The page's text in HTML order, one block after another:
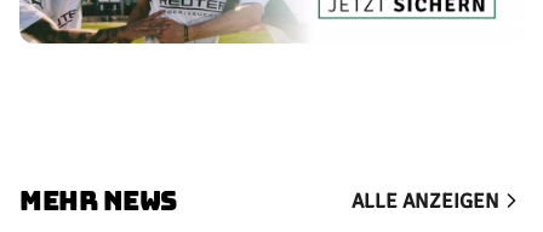
MEHR NEWS ALLE ANZEIGEN